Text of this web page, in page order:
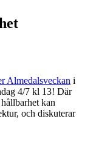
Almedalsveckan i
4/7 kl 13! Där
kan
och diskuterar